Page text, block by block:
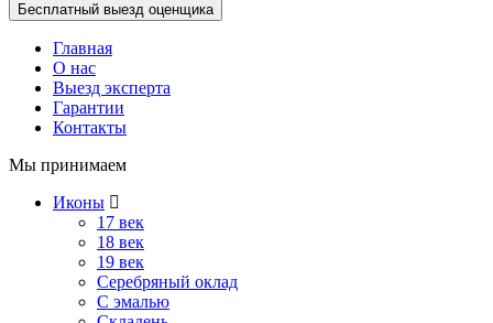
Бесплатный выезд оценщика
Главная
О нас
Выезд эксперта
Гарантии
Контакты
Мы принимаем
Иконы
17 век
18 век
19 век
Серебряный оклад
С эмалью